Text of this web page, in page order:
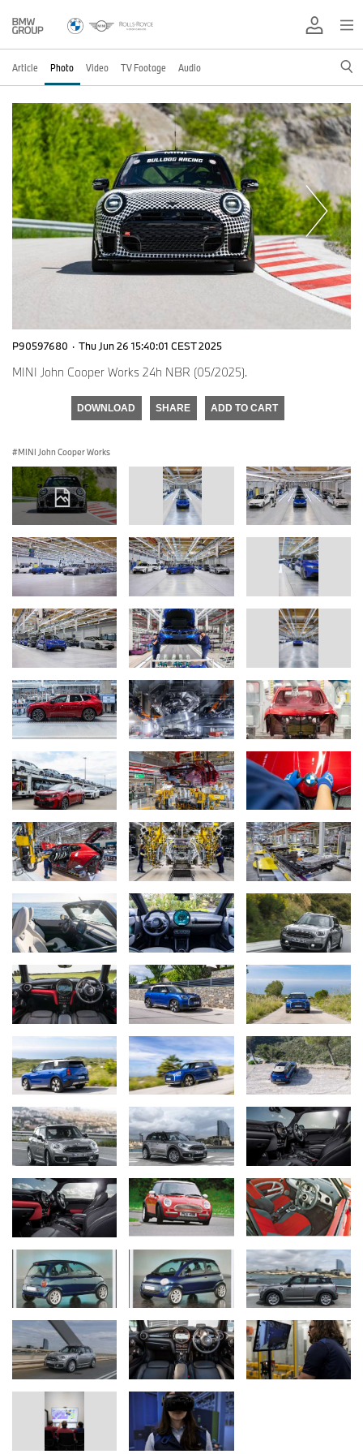
Article Photo Video TV Footage Audio
P90597680 · Thu Jun 26 15:40:01 CEST 2025
MINI John Cooper Works 24h NBR (05/2025).
DOWNLOAD SHARE ADD TO CART
MINI John Cooper Works